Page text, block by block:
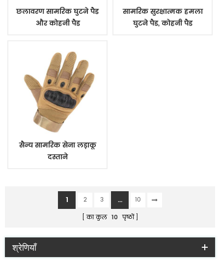
छलावरण सामरिक घुटने पैड
और कोहनी पैड
सामरिक सुरक्षात्मक हमला
घुटने पैड, कोहनी पैड
सैन्य सामरिक सेना लड़ाकू
दस्ताने
1 2 3 ...
10
का कुल 10 पृष्ठों
श्रेणियाँ